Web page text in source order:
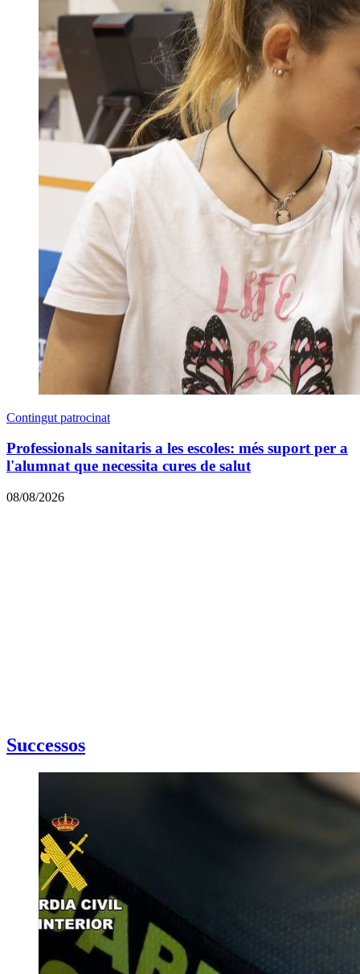
Contingut patrocinat
Professionals sanitaris a les escoles: més suport per a
l'alumnat que necessita cures de salut
08/08/2026
Successos